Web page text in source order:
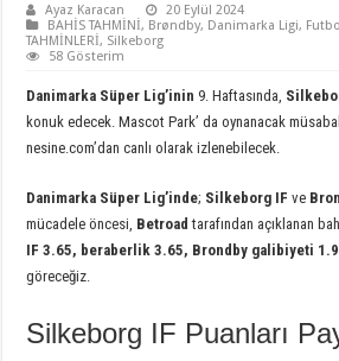
Ayaz Karacan
20 Eylül 2024
BAHİS TAHMİNİ, Brøndby, Danimarka Ligi,
TAHMİNLERİ, Silkeborg
58 Gösterim
Danimarka Süper Lig’inin 9. Haftasında,
konuk edecek. Mascot Park’ da oynanacak
nesine.com’dan canlı olarak izlenebilecek.
Danimarka Süper Lig’inde; Silkeborg IFve
mücadele öncesi, Betroadtarafından açıklanan
IF 3.65, beraberlik 3.65, Brondby galibiyeti
göreceğiz.
Silkeborg IF Puanları